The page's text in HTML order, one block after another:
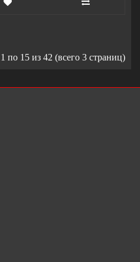
по 15 из 42 (всего 3 страниц)